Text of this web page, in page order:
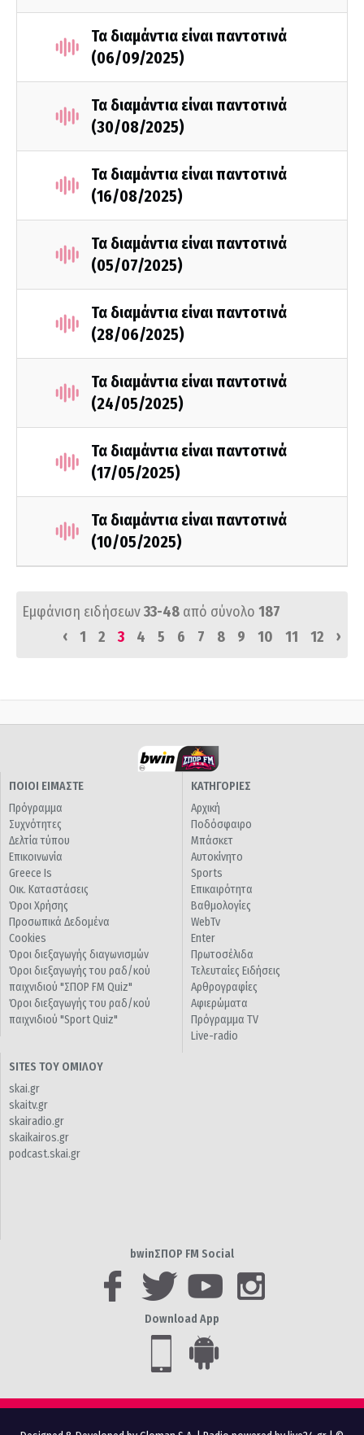
Τα διαμάντια είναι παντοτινά
(06/09/2025)
Τα διαμάντια είναι παντοτινά
(30/08/2025)
Τα διαμάντια είναι παντοτινά
(16/08/2025)
Τα διαμάντια είναι παντοτινά
(05/07/2025)
Τα διαμάντια είναι παντοτινά
(28/06/2025)
Τα διαμάντια είναι παντοτινά
(24/05/2025)
Τα διαμάντια είναι παντοτινά
(17/05/2025)
Τα διαμάντια είναι παντοτινά
(10/05/2025)
Εμφάνιση ειδήσεων33-48 από σύνολο 187
‹
1 2 3 4 5 6 7 8 9 10 11 12 ›
ΠΟΙΟΙ ΕΙΜΑΣΤΕ
Πρόγραμμα
Συχνότητες
Δελτία τύπου
Επικοινωνία
Greece Is
Οικ. Καταστάσεις
Όροι Χρήσης
Προσωπικά Δεδομένα
Cookies
Όροι διεξαγωγής διαγωνισμών
Όροι διεξαγωγής του ραδ/κού
παιχνιδιού "ΣΠΟΡ FM Quiz"
Όροι διεξαγωγής του ραδ/κού
παιχνιδιού "Sport Quiz"
ΚΑΤΗΓΟΡΙΕΣ
Αρχική
Ποδόσφαιρο
Μπάσκετ
Αυτοκίνητο
Sports
Επικαιρότητα
Βαθμολογίες
WebTv
Enter
Πρωτοσέλιδα
Τελευταίες Ειδήσεις
Αρθρογραφίες
Αφιερώματα
Πρόγραμμα TV
Live-radio
SITES ΤΟΥ ΟΜΙΛΟΥ
skai.gr
skaitv.gr
skairadio.gr
skaikairos.gr
podcast.skai.gr
bwinΣΠΟΡ FM Social
Download App